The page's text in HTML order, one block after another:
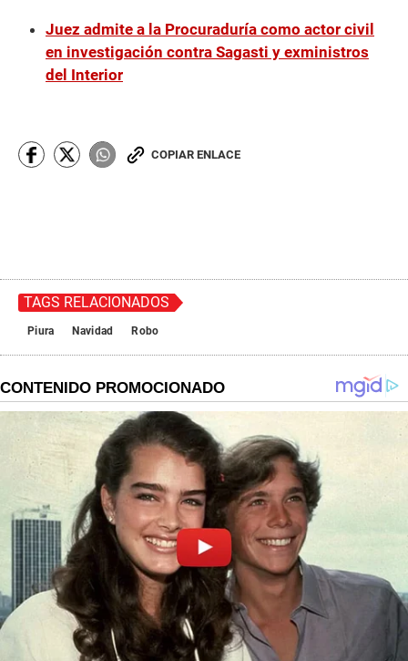
Juez admite a la Procuraduría como actor civil
en investigación contra Sagasti y exministros
del Interior
COPIAR ENLACE
TAGS RELACIONADOS
Piura Navidad Robo